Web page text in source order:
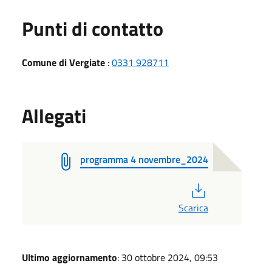
Punti di contatto
Comune di Vergiate :0331 928711
Allegati
programma 4 novembre_2024
Scarica
Ultimo aggiornamento: 30 ottobre 2024, 09:53